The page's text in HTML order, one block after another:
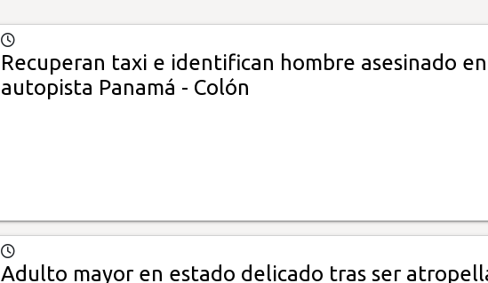
Recuperan taxi e identifican hombre asesinado
autopista Panamá - Colón
Adulto mayor en estado delicado tras ser